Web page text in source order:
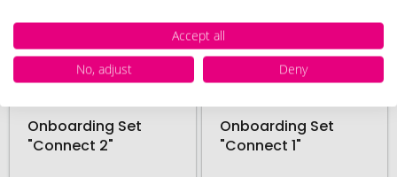
Onboarding Set
"Connect 2"
Onboarding Set
"Connect 1"
Accept all
No, adjust
Deny